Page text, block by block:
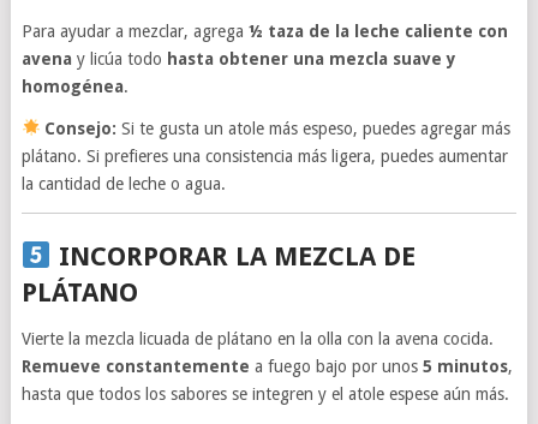
Para ayudar a mezclar, agrega ½ taza de la leche caliente con
avena y licúa todo hasta obtener una mezcla suave y
homogénea.
Consejo: Si te gusta un atole más espeso, puedes agregar más
plátano. Si prefieres una consistencia más ligera, puedes aumentar
la cantidad de leche o agua.
INCORPORAR LA MEZCLA DE
PLÁTANO
Vierte la mezcla licuada de plátano en la olla con la avena cocida.
Remueve constantemente a fuego bajo por unos 5 minutos,
hasta que todos los sabores se integren y el atole espese aún más.